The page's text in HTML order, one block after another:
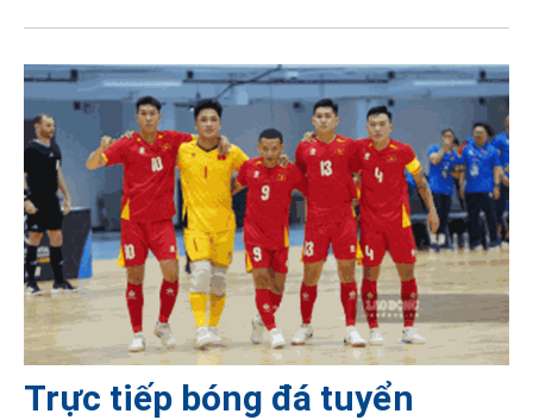
Trực tiếp bóng đá tuyển